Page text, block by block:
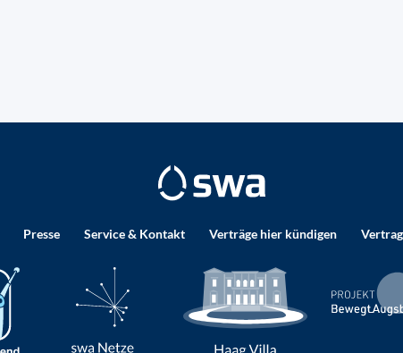
Presse Service & Kontakt Verträge hier kündigen